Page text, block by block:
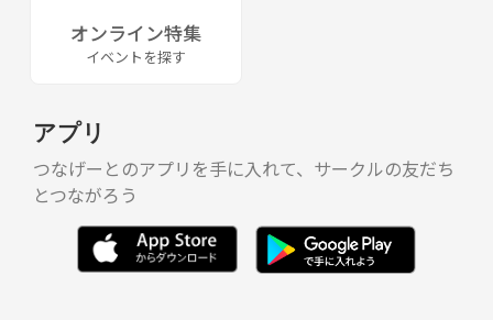
オンライン特集
イベントを探す
アプリ
つなげーとのアプリを手に入れて、サークルの友だち
とつながろう